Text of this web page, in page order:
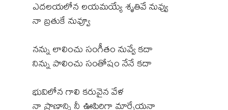
ఎదలయలోన లయమయ్యే శృతివే నువ్వు
నా బ్రతుకే నువ్వూ
నన్ను లాలించు సంగీతం నువ్వే కదా
నిన్ను పాలించు సంతోషం నేనే కదా
భువిలోన గాలి కరువైన వేళ
నా ప్రాణాన్ని నీ ఊపిరిగా మార్చేయనా